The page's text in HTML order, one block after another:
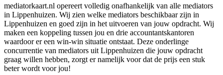
mediatorkaart.nl opereert volledig onafhankelijk van alle mediators
in Lippenhuizen. Wij zien welke mediators beschikbaar zijn in
Lippenhuizen en goed zijn in het uitvoeren van jouw opdracht. Wij
maken een koppeling tussen jou en drie accountantskantoren
waardoor er een win-win situatie ontstaat. Deze onderlinge
concurrentie van mediators uit Lippenhuizen die jouw opdracht
graag willen hebben, zorgt er namelijk voor dat de prijs een stuk
beter wordt voor jou!